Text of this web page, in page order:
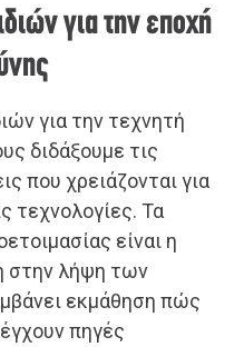
για την εποχή
για την τεχνητή
διδάξουμε τις
που χρειάζονται για
τεχνολογίες. Τα
είναι η
στην λήψη των
εκμάθηση πώς
πηγές